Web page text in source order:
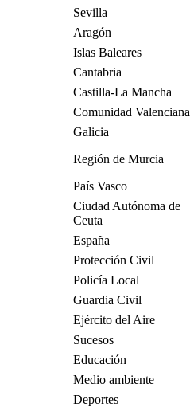
Sevilla
Aragón
Islas Baleares
Cantabria
Castilla-La Mancha
Comunidad Valenciana
Galicia
Región de Murcia
País Vasco
Ciudad Autónoma de
Ceuta
España
Protección Civil
Policía Local
Guardia Civil
Ejército del Aire
Sucesos
Educación
Medio ambiente
Deportes